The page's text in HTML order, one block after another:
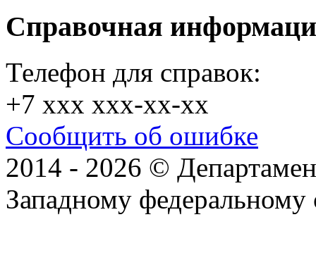
Справочная
Телефон для справок:
+7 xxx xxx-xx-xx
Сообщить об ошибке
2014 - 2026 ©
Западному федеральному